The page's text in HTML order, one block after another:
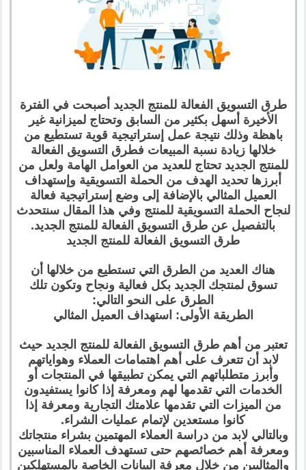
طرق التسويق الفعالة للمنتج الجديد أصبحت في الفترة
الأخيرة أسهل بكثير من السابق وتحتاج لميزانية غير
باهظة وذلك نتيجة عمل إستراتيجية قوية تستطيع من
خلالها زيادة نسبة المبيعات فطرق التسويق الفعالة
للمنتج الجديد تحتاج للعديد من العوامل الهامة ولعل من
أبرزها تحديد الهدف من الحملة التسويقية وإستهداف
العميل المثالي بالإضافة إلى وضع إستراتيجية فعالة
لنجاح الحملة التسويقية للمنتج وفي هذا المقال سنتحدث
بالتفصيل عن طرق التسويق الفعالة للمنتج الجديد.
طرق التسويق الفعالة للمنتج الجديد
هناك العديد من الطرق التي تستطيع من خلالها أن
تسوق لمنتجك الجديد بكل فعالية ونجاح وتكون تلك
الطرق على النحو التالي:
الطريقة الأولى: استهداف العميل المثالي
تعتبر من أهم طرق التسويق الفعالة للمنتج الجديد حيث
لابد أن تتعرف على أهم اهتمامات العملاء وهواياتهم
وأبرز متطلباتهم التي يمكن تطبيقها في المنتجات أو
الخدمات التي تقدمها لهم ومعرفة إذا كانوا يستفيدون
من الميزات التي تقدمها علامتك التجارية ومعرفة إذا
كانوا مستعدين لإتمام عمليات الشراء.
وبالتالي لابد من دراسة العملاء المهتمين بشراء منتجاتك
ومعرفة أهم خصائصهم حتى تستهدف العملاء المناسبين
والمثاليين من خلال معرفة البيانات الخاصة بالمستهلكين